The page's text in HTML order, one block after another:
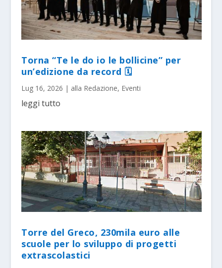
Torna “Te le do io le bollicine” per
un’edizione da record 🗓
Lug 16, 2026 | alla Redazione, Eventi
leggi tutto
Torre del Greco, 230mila euro alle
scuole per lo sviluppo di progetti
extrascolastici